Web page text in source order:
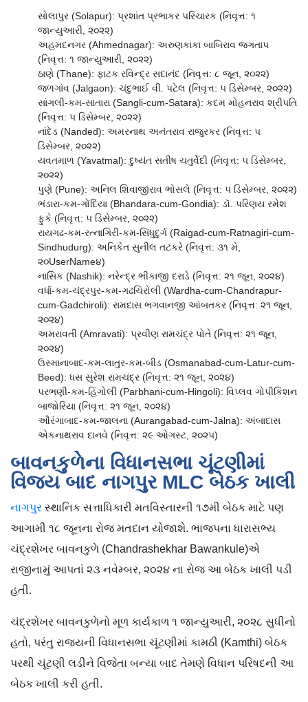
સોલાપુર (Solapur): પ્રશાંત પ્રભાકર પરિચારક (નિવૃત્ત: ૧
જાન્યુઆરી, ૨૦૨૨)
અહમદનગર (Ahmednagar): અરુણકાકા બાબિરાવ જગતાપ
(નિવૃત્ત: ૧ જાન્યુઆરી, ૨૦૨૨)
ઠાણે (Thane): ફાટક રવિન્દ્ર સદાનંદ (નિવૃત્ત: ૮ જૂન, ૨૦૨૨)
જળગાંવ (Jalgaon): ચંદુભાઈ વી. પટેલ (નિવૃત્ત: ૫ ડિસેમ્બર, ૨૦૨૨)
સાંગલી-કમ-સાતારા (Sangli-cum-Satara): કદમ મોહનરાવ શ્રીપતિ
(નિવૃત્ત: ૫ ડિસેમ્બર, ૨૦૨૨)
નાંદેડ (Nanded): અમરનાથ અનંતરાવ રાજુરકર (નિવૃત્ત: ૫
ડિસેમ્બર, ૨૦૨૨)
યવતમાળ (Yavatmal): દુષ્યંત સતીષ ચતુર્વેદી (નિવૃત્ત: ૫ ડિસેમ્બર,
૨૦૨૨)
પુણે (Pune): અનિલ શિવાજીરાવ ભોસલે (નિવૃત્ત: ૫ ડિસેમ્બર, ૨૦૨૨)
ભંડારા-કમ-ગોંદિયા (Bhandara-cum-Gondia): ડૉ. પરિણય રમેશ
ફુકે (નિવૃત્ત: ૫ ડિસેમ્બર, ૨૦૨૨)
રાયગઢ-કમ-રત્નાગિરી-કમ-સિંધુદુર્ગ (Raigad-cum-Ratnagiri-cum-
Sindhudurg): અનિકેત સુનીલ તટકરે (નિવૃત્ત: ૩૧ મે,
૨૦UserName૪)
નાસિક (Nashik): નરેન્દ્ર ભીકાજી દરાડે (નિવૃત્ત: ૨૧ જૂન, ૨૦૨૪)
વર્ધા-કમ-ચંદ્રપુર-કમ-ગઢચિરોલી (Wardha-cum-Chandrapur-
cum-Gadchiroli): રામદાસ ભગવાનજી આંબતકર (નિવૃત્ત: ૨૧ જૂન,
૨૦૨૪)
અમરાવતી (Amravati): પ્રવીણ રામચંદ્ર પોતે (નિવૃત્ત: ૨૧ જૂન,
૨૦૨૪)
ઉસ્માનાબાદ-કમ-લાતુર-કમ-બીડ (Osmanabad-cum-Latur-cum-
Beed): ધસ સુરેશ રામચંદ્ર (નિવૃત્ત: ૨૧ જૂન, ૨૦૨૪)
પરભણી-કમ-હિંગોલી (Parbhani-cum-Hingoli): વિપ્લવ ગોપીકિશન
બાજોરિયા (નિવૃત્ત: ૨૧ જૂન, ૨૦૨૪)
ઔરંગાબાદ-કમ-જાલના (Aurangabad-cum-Jalna): અંબાદાસ
એકનાથરાવ દાનવે (નિવૃત્ત: ૨૯ ઓગસ્ટ, ૨૦૨૫)
બાવનકુળેના વિધાનસભા ચૂંટણીમાં
વિજય બાદ નાગપુર MLC બેઠક ખાલી
નાગપુર સ્થાનિક સત્તાધિકારી મતવિસ્તારની ૧૭મી બેઠક માટે પણ
આગામી ૧૮ જૂનના રોજ મતદાન યોજાશે. ભાજપના ધારાસભ્ય
ચંદ્રશેખર બાવનકુળે (Chandrashekhar Bawankule)એ
રાજીનામું આપતાં ૨૩ નવેમ્બર, ૨૦૨૪ ના રોજ આ બેઠક ખાલી પડી
હતી.
ચંદ્રશેખર બાવનકુળેનો મૂળ કાર્યકાળ ૧ જાન્યુઆરી, ૨૦૨૮ સુધીનો
હતો, પરંતુ રાજ્યની વિધાનસભા ચૂંટણીમાં કામઠી (Kamthi) બેઠક
પરથી ચૂંટણી લડીને વિજેતા બન્યા બાદ તેમણે વિધાન પરિષદની આ
બેઠક ખાલી કરી હતી.